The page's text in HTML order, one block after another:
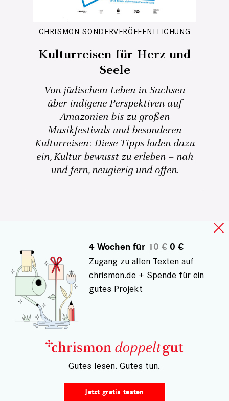
CHRISMON SONDERVERÖFFENTLICHUNG
Kulturreisen für Herz und
Seele
Von jüdischem Leben in Sachsen
über indigene Perspektiven auf
Amazonien bis zu großen
Musikfestivals und besonderen
Kulturreisen: Diese Tipps laden dazu
ein, Kultur bewusst zu erleben – nah
und fern, neugierig und offen.
4 Wochen für10 €0 €
Zugang zu allen Texten auf
chrismon.de + Spende für ein
gutes Projekt
– Gutes lesen. Gutes tun.
Jetzt gratis testen